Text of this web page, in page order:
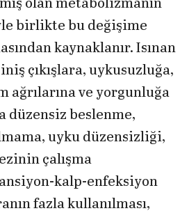
olan metabolizmanın
birlikte bu değişime
kaynaklanır. Isınan
çıkışlara, uykusuzluğa,
ağrılarına ve yorgunluğa
düzensiz beslenme,
uyku düzensizliği,
çalışma
kalp-enfeksiyon
fazla kullanılması,